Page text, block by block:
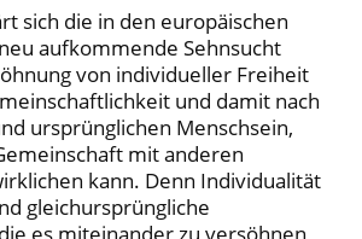
sich die in den europäischen
aufkommende Sehnsucht
von individueller Freiheit
und damit nach
ursprünglichen Menschsein,
mit anderen
kann. Denn Individualität
gleichursprüngliche
es miteinander zu versöhnen